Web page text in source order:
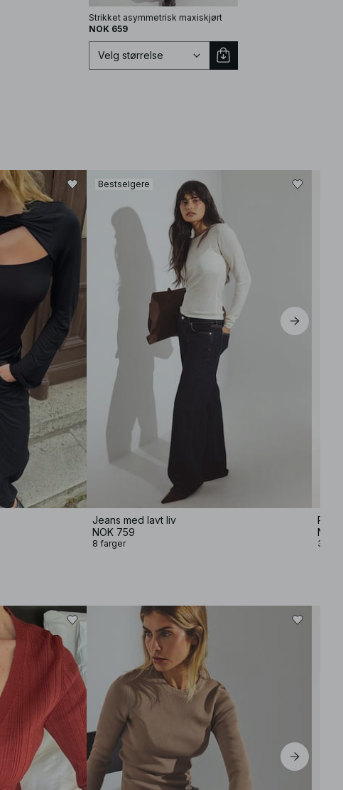
Strikket asymmetrisk maxiskjørt
NOK 659
XS
Velg størrelse
Bestselgere
Jeans med lavt liv
NOK 759
8 farger
NOK
3